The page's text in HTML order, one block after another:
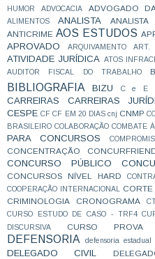
HUMOR
ADVOCACIA ADVOGADO
ALIMENTOS ANALISTA ANALISTA
ANTICRIME AOS ESTUDOS
APROVADO ARQUIVAMENTO
ATIVIDADE JURÍDICA ATOS
AUDITOR FISCAL DO TRABALHO
BIBLIOGRAFIA BIZU C e E
CARREIRAS CARREIRAS
CESPE CF CF EM 20 DIAS cnj CNMP
BRASILEIRO COLABORAÇÃO COMBATE
PARA CONCURSOS
CONCENTRAÇÃO
CONCURSO PÚBLICO
CONCURSOS NÍVEL HARD
COOPERAÇÃO INTERNACIONAL
CRIMINOLOGIA CRONOGRAMA
CURSO ESTUDO DE CASO - TRF4
DISCURSIVA
CURSO PROVA
DEFENSORIA
defensoria estadual
DELEGADO CIVIL